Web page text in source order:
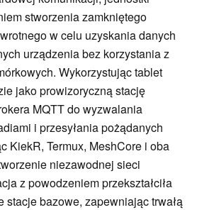
stworzenia zamkniętego
w celu uzyskania danych
urządzenia bez korzystania z
Wykorzystując tablet
jako prowizoryczną stację
MQTT do wyzwalania
i przesyłania pożądanych
KiekR, Termux, MeshCore i oba
niezawodnej sieci
z powodzeniem przekształciła
stacje bazowe, zapewniając trwałą